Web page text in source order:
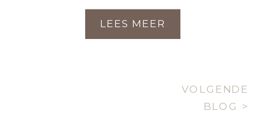
LEES MEER
VOLGENDE
BLOG >